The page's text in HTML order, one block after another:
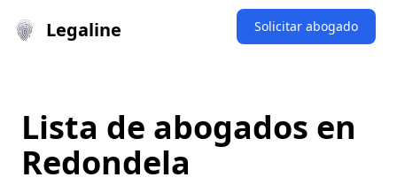
Legaline Solicitar abogado
Lista de abogados en
Redondela